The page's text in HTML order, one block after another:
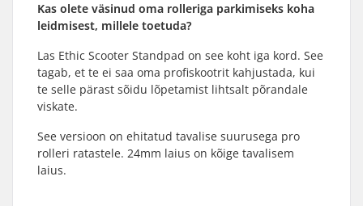
Kas olete väsinud oma rolleriga parkimiseks koha
leidmisest, millele toetuda?
Las Ethic Scooter Standpad on see koht iga kord. See
tagab, et te ei saa oma profiskootrit kahjustada, kui
te selle pärast sõidu lõpetamist lihtsalt põrandale
viskate.
See versioon on ehitatud tavalise suurusega pro
rolleri ratastele. 24mm laius on kõige tavalisem
laius.